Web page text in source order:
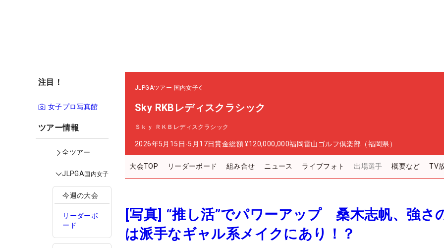
注目！
女子プロ写真館
ツアー情報
全ツアー
JLPGA国内女子
今週の大会
リーダーボ
ード
JLPGAツアー 国内女子
Sky RKBレディスクラシック
Ｓｋｙ ＲＫＢレディスクラシック
2026年5月15日-5月17日賞金総額 ¥120,000,000福岡雷山ゴルフ倶楽部（福岡県）
大会TOP リーダーボード 組み合せ ニュース ライブフォト 出場選手 概要など TV
[写真] “推し活”でパワーアップ 桑木志帆、強さ
は派手なギャル系メイクにあり！？